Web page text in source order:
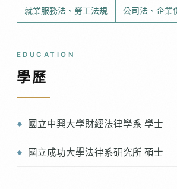
就業服務法、勞工法規 公司法、企業
EDUCATION
學歷
國立中興大學財經法律學系 學士
國立成功大學法律系研究所 碩士